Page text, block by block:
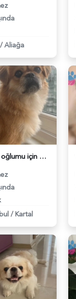
/ Aliağa
Cino oğlumu için eş arıyorum - 118983177
/ Kartal